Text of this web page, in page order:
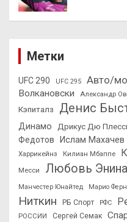
Метки
UFC 290 UFC 295 Авто/
Волкановски
Александр
Кэпиталз
Денис
Динамо Дрикус Дю
Федотов
Ислам Махачев
Харрикейнз
Килиан Мбаппе
Месси
Любовь Энина
Манчестер Юнайтед Марио
Ниткин
РБ Спорт РФС
РОССИИ
Сергей Семак